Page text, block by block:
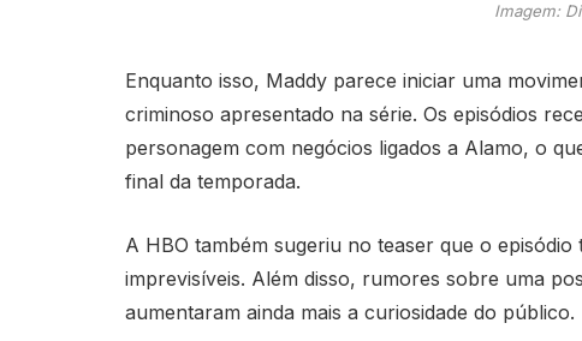
Imagem:
Enquanto isso, Maddy parece iniciar uma
criminoso apresentado na série. Os episódios
personagem com negócios ligados a Alamo, o
final da temporada.
A HBO também sugeriu no teaser que o
imprevisíveis. Além disso, rumores sobre uma
aumentaram ainda mais a curiosidade do público.